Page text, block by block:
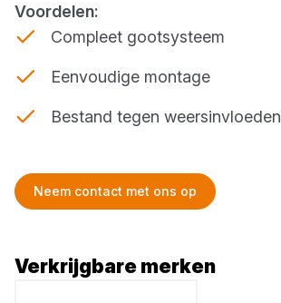
Voordelen:
Compleet gootsysteem
Eenvoudige montage
Bestand tegen weersinvloeden
Neem contact met ons op
Verkrijgbare merken